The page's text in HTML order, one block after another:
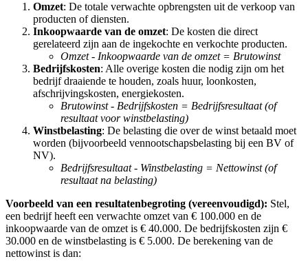
(eindsaldo)}
Omzet: De totale verwachte opbrengsten uit de verkoop van
producten of diensten.
Inkoopwaarde van de omzet: De kosten die direct
gerelateerd zijn aan de ingekochte en verkochte producten.
Omzet - Inkoopwaarde van de omzet = Brutowinst
Bedrijfskosten: Alle overige kosten die nodig zijn om het
bedrijf draaiende te houden, zoals huur, loonkosten,
afschrijvingskosten, energiekosten.
Brutowinst - Bedrijfskosten = Bedrijfsresultaat (of
resultaat voor winstbelasting)
Winstbelasting: De belasting die over de winst betaald moet
worden (bijvoorbeeld vennootschapsbelasting bij een BV of
NV).
Bedrijfsresultaat - Winstbelasting = Nettowinst (of
resultaat na belasting)
Voorbeeld van een resultatenbegroting (vereenvoudigd): Stel,
een bedrijf heeft een verwachte omzet van € 100.000 en de
inkoopwaarde van de omzet is € 40.000. De bedrijfskosten zijn €
30.000 en de winstbelasting is € 5.000. De berekening van de
nettowinst is dan: